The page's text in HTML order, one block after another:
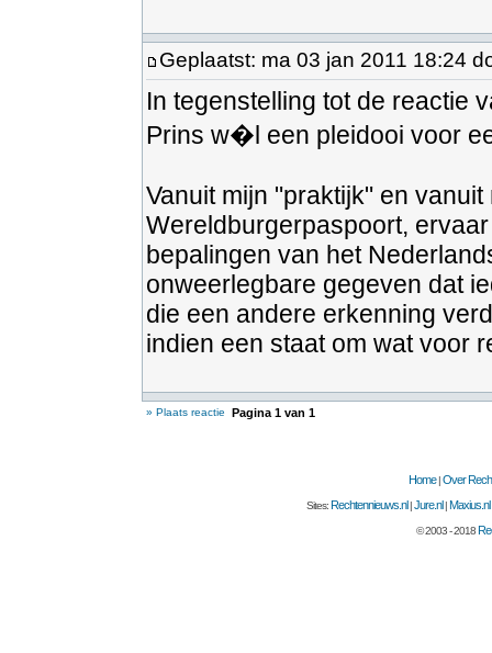
Geplaatst: ma 03 jan 2011 18:24
In tegenstelling tot de reactie
Prins w�l een pleidooi voor
Vanuit mijn "praktijk" en
Wereldburgerpaspoort,
bepalingen van het
onweerlegbare gegeven dat
die een andere erkenning
indien een staat om wat voor
» Plaats reactie Pagina 1 van 1
Home|Over
Sites:Rechtennieuws.nl |Jure.nl |Maxius.nl
© 2003 - 2018